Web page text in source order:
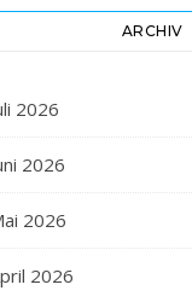
ARCHIV
2026
2026
2026
2026